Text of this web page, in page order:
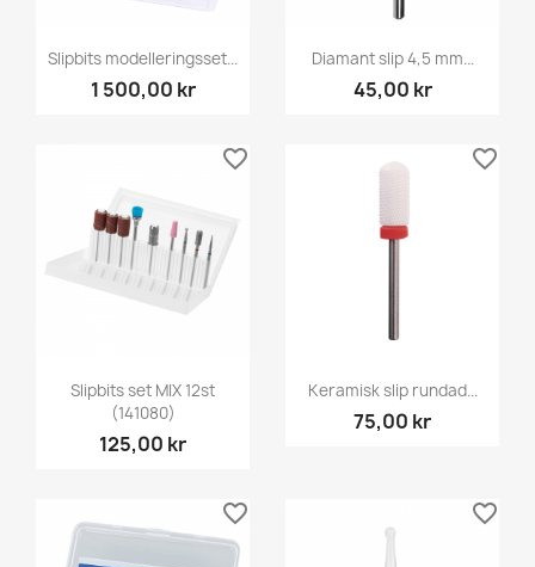
Slipbits modelleringsset...
1 500,00 kr
Diamant slip 4,5 mm...
45,00 kr
Slipbits set MIX 12st
(141080)
125,00 kr
favorite_border
Keramisk slip rundad...
75,00 kr
favorite_border
favorite_border favorite_border